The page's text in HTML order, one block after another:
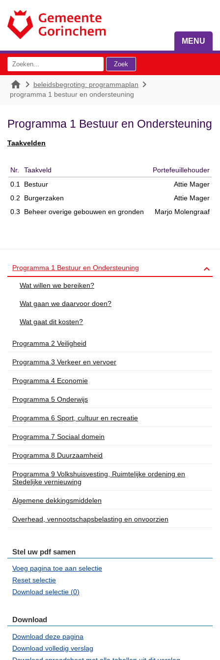
MENU
  beleidsbegroting: programmaplan 
programma 1 bestuur en ondersteuning
Programma 1 Bestuur en Ondersteuning
Taakvelden
Nr. Taakveld
Portefeuillehouder
0.1
Bestuur
Attie Mager
0.2
Burgerzaken
Attie Mager
0.3
Beheer overige gebouwen en gronden Marjo Molengraaf
Programma 1 Bestuur en Ondersteuning 
Wat willen we bereiken?
Wat gaan we daarvoor doen?
Wat gaat dit kosten?
Programma 2 Veiligheid
Programma 3 Verkeer en vervoer
Programma 4 Economie
Programma 5 Onderwijs
Programma 6 Sport, cultuur en recreatie
Programma 7 Sociaal domein
Programma 8 Duurzaamheid
Programma 9 Volkshuisvesting, Ruimtelijke ordening en
Stedelijke vernieuwing
Algemene dekkingsmiddelen
Overhead, vennootschapsbelasting en onvoorzien
Stel uw pdf samen
Voeg pagina toe aan selectie
Reset selectie
Download selectie (0)
Download
Download deze pagina
Download volledig verslag